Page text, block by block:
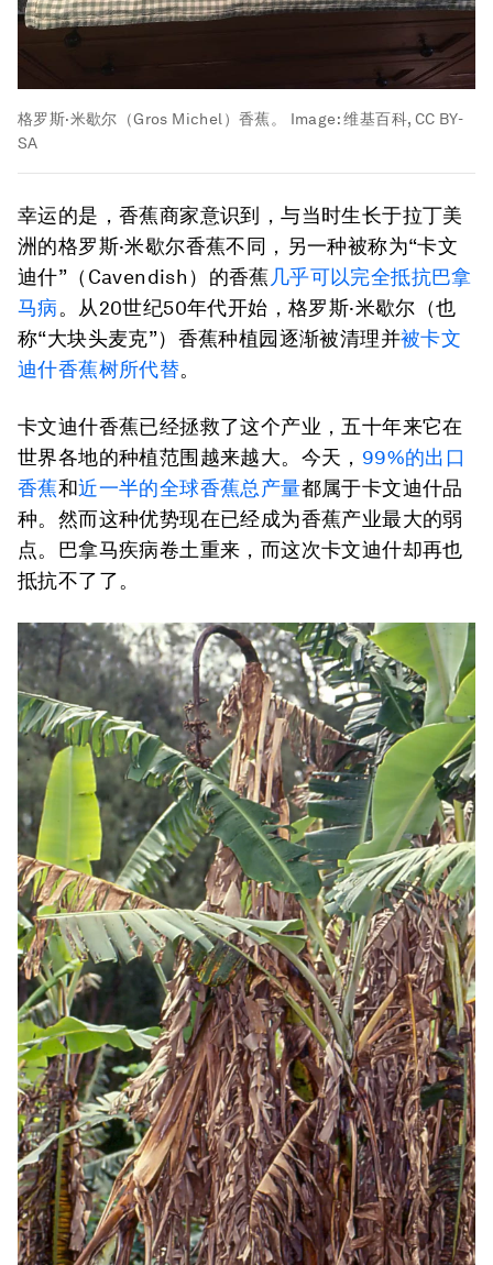
格罗斯·米歇尔（Gros Michel）香蕉。 Image:维基百科, CC BY-
SA
幸运的是，香蕉商家意识到，与当时生长于拉丁美
洲的格罗斯·米歇尔香蕉不同，另一种被称为“卡文
迪什”（Cavendish）的香蕉几乎可以完全抵抗巴拿
马病。从20世纪50年代开始，格罗斯·米歇尔（也
称“大块头麦克”）香蕉种植园逐渐被清理并被卡文
迪什香蕉树所代替。
卡文迪什香蕉已经拯救了这个产业，五十年来它在
世界各地的种植范围越来越大。今天， 99%的出口
香蕉和近一半的全球香蕉总产量都属于卡文迪什品
种。然而这种优势现在已经成为香蕉产业最大的弱
点。巴拿马疾病卷土重来，而这次卡文迪什却再也
抵抗不了了。